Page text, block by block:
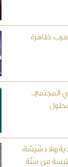
ظاهرة
المجتمع..
رولا دشيشة:
من سُنَّة